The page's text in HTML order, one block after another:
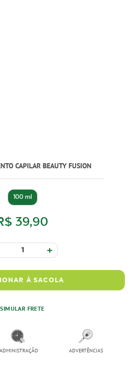
CAPILAR BEAUTY FUSION
100 ml
39,90
À SACOLA
SIMULAR FRETE
ADMINISTRAÇÃO ADVERTÊNCIAS